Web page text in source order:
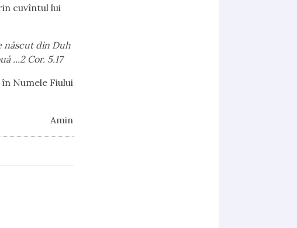
cuvîntul lui
născut din Duh
...2 Cor. 5.17
Numele Fiului
Amin